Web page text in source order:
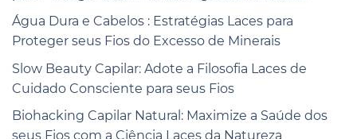
Água Dura e Cabelos : Estratégias Laces para
Proteger seus Fios do Excesso de Minerais
Slow Beauty Capilar: Adote a Filosofia Laces de
Cuidado Consciente para seus Fios
Biohacking Capilar Natural: Maximize a Saúde dos
seus Fios com a Ciência Laces da Natureza